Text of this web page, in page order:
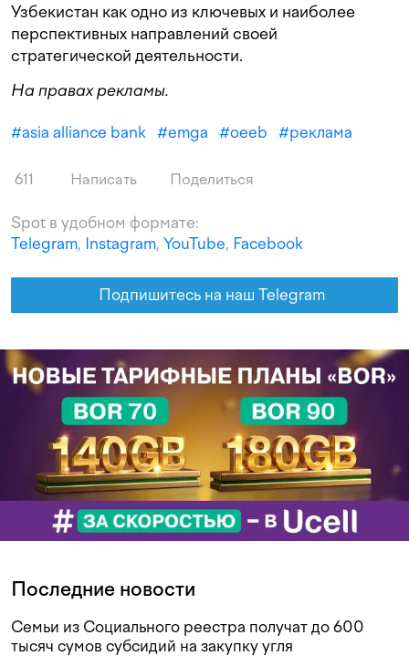
Узбекистан как одно из ключевых и наиболее
перспективных направлений своей
стратегической деятельности.
На правах рекламы.
#asia alliance bank #emga #oeeb #реклама
611 Написать Поделиться
Spot в удобном формате:
Telegram, Instagram, YouTube, Facebook
Подпишитесь на наш Telegram
Последние новости
Семьи из Социального реестра получат до 600
тысяч сумов субсидий на закупку угля